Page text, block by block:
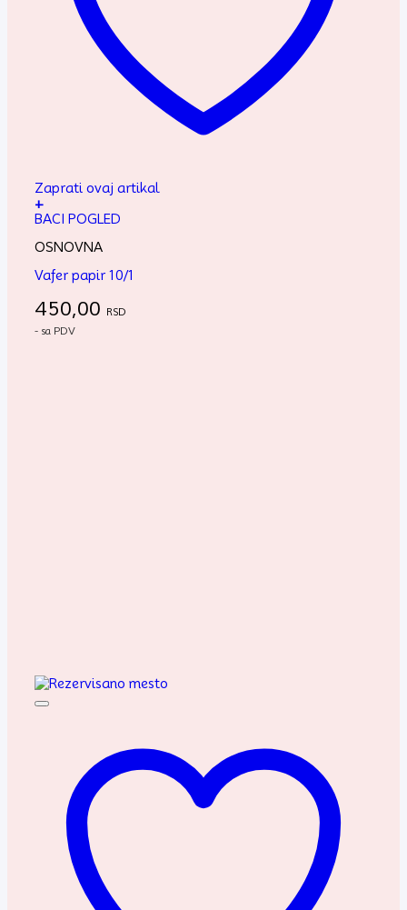
Zaprati ovaj artikal
+
BACI POGLED
OSNOVNA
Vafer papir 10/1
450,00 RSD
- sa PDV